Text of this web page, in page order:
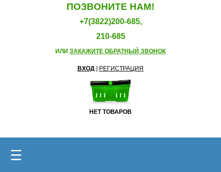
ПОЗВОНИТЕ НАМ!
+7(3822)200-685,
210-685
ИЛИ ЗАКАЖИТЕ ОБРАТНЫЙ ЗВОНОК
ВХОД РЕГИСТРАЦИЯ
НЕТ ТОВАРОВ
☰